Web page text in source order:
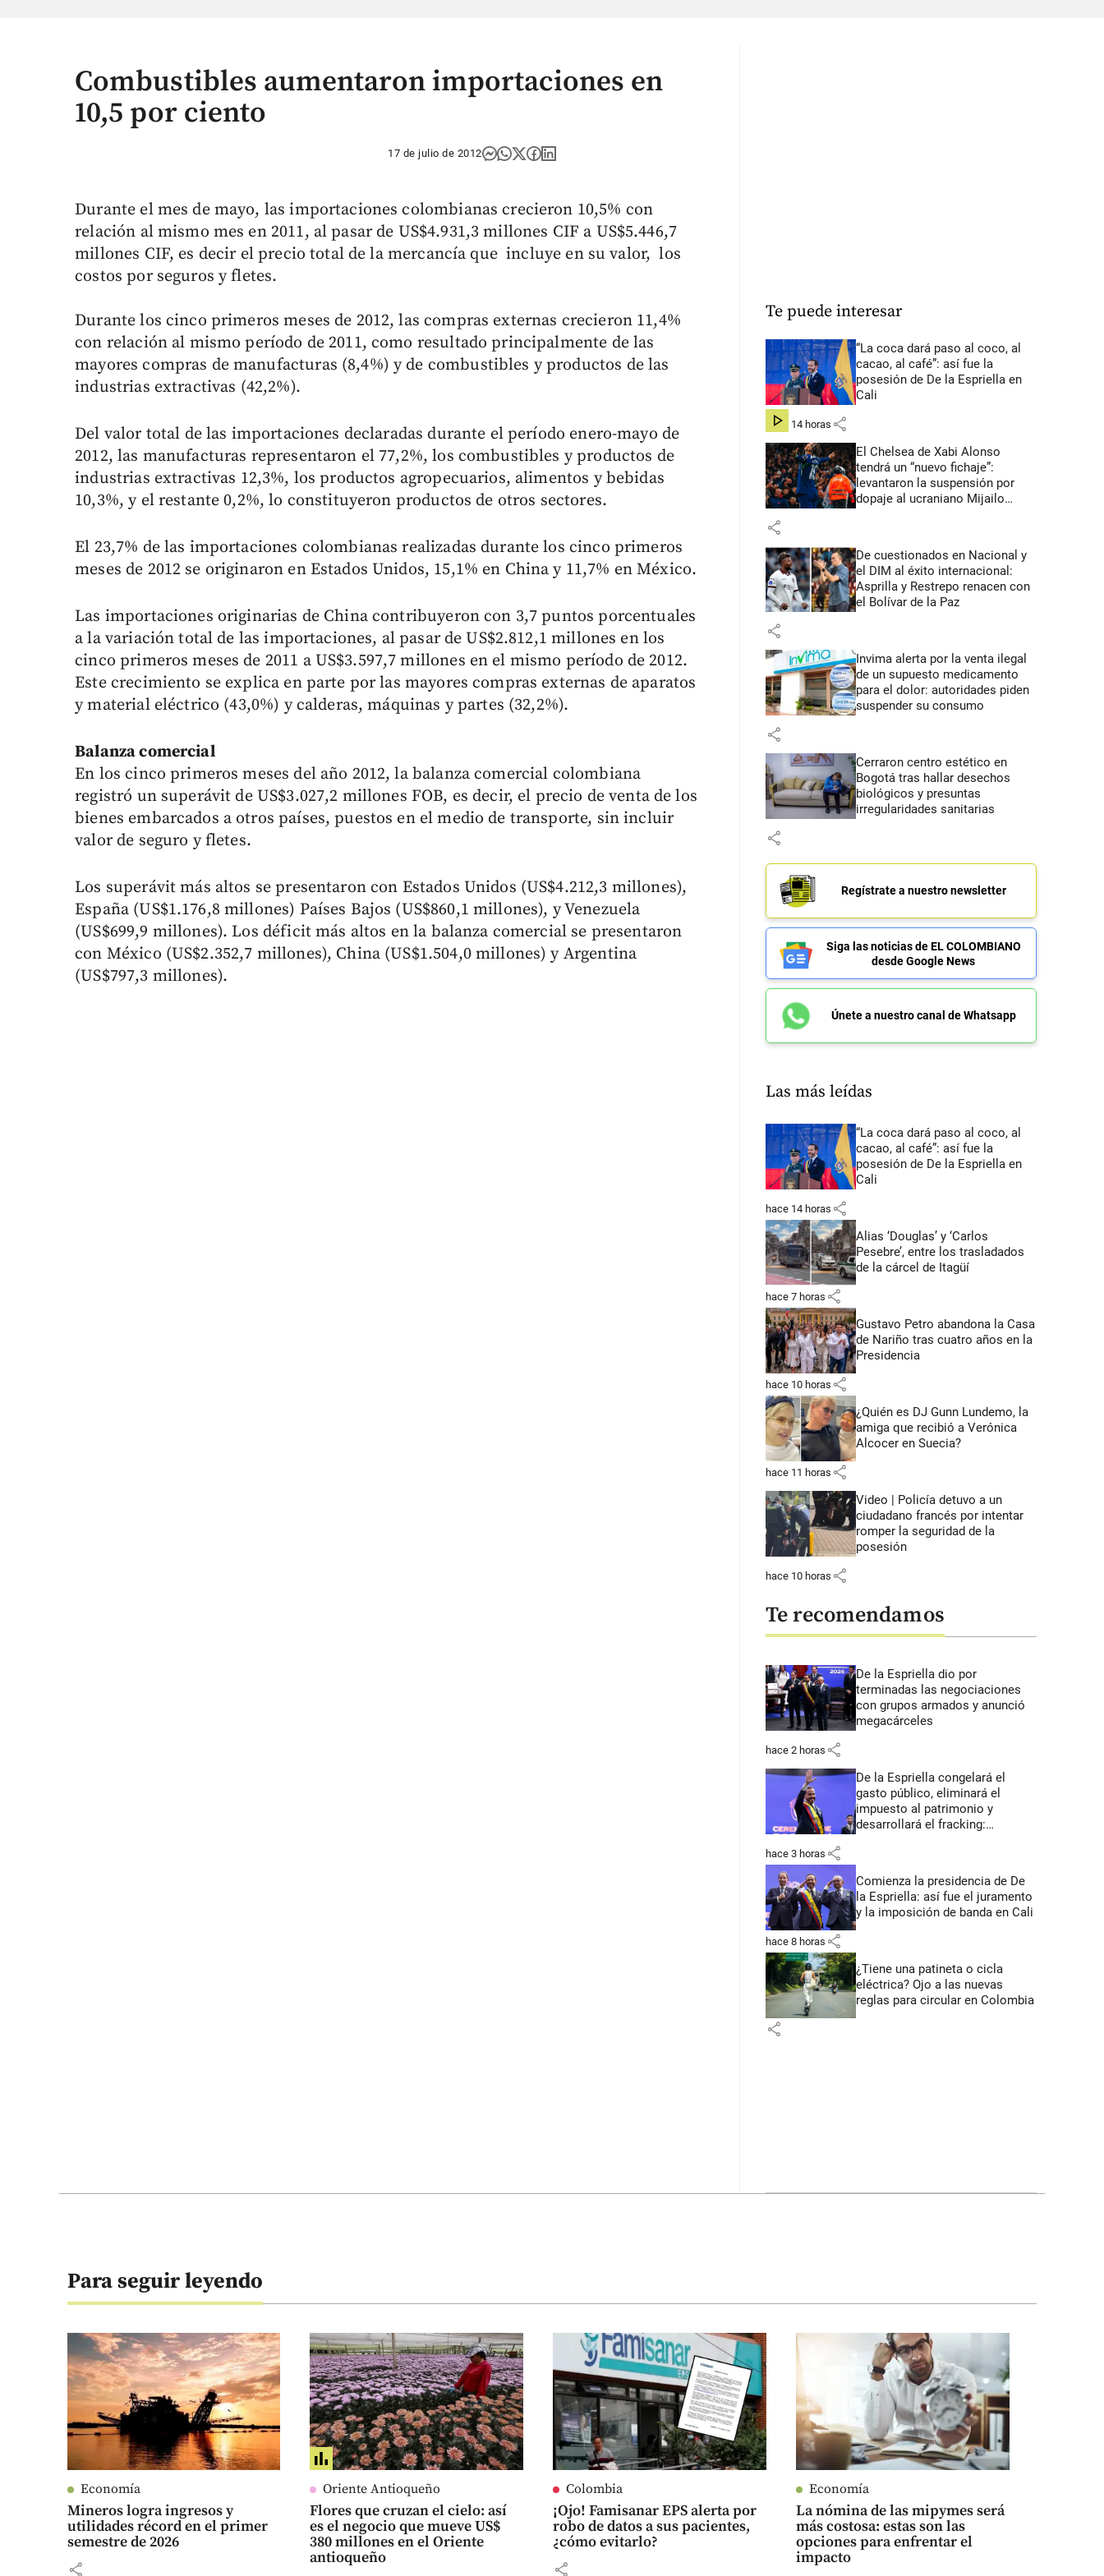
Combustibles aumentaron importaciones en
10,5 por ciento
17 de julio de 2012
Durante el mes de mayo, las importaciones colombianas crecieron 10,5% con
relación al mismo mes en 2011, al pasar de US$4.931,3 millones CIF a US$5.446,7
millones CIF, es decir el precio total de la mercancía que incluye en su valor, los
costos por seguros y fletes.
Durante los cinco primeros meses de 2012, las compras externas crecieron 11,4%
con relación al mismo período de 2011, como resultado principalmente de las
mayores compras de manufacturas (8,4%) y de combustibles y productos de las
industrias extractivas (42,2%).
Del valor total de las importaciones declaradas durante el período enero-mayo de
2012, las manufacturas representaron el 77,2%, los combustibles y productos de
industrias extractivas 12,3%, los productos agropecuarios, alimentos y bebidas
10,3%, y el restante 0,2%, lo constituyeron productos de otros sectores.
El 23,7% de las importaciones colombianas realizadas durante los cinco primeros
meses de 2012 se originaron en Estados Unidos, 15,1% en China y 11,7% en México.
Las importaciones originarias de China contribuyeron con 3,7 puntos porcentuales
a la variación total de las importaciones, al pasar de US$2.812,1 millones en los
cinco primeros meses de 2011 a US$3.597,7 millones en el mismo período de 2012.
Este crecimiento se explica en parte por las mayores compras externas de aparatos
y material eléctrico (43,0%) y calderas, máquinas y partes (32,2%).
Balanza comercial
En los cinco primeros meses del año 2012, la balanza comercial colombiana
registró un superávit de US$3.027,2 millones FOB, es decir, el precio de venta de los
bienes embarcados a otros países, puestos en el medio de transporte, sin incluir
valor de seguro y fletes.
Los superávit más altos se presentaron con Estados Unidos (US$4.212,3 millones),
España (US$1.176,8 millones) Países Bajos (US$860,1 millones), y Venezuela
(US$699,9 millones). Los déficit más altos en la balanza comercial se presentaron
con México (US$2.352,7 millones), China (US$1.504,0 millones) y Argentina
(US$797,3 millones).
Te puede interesar
“La coca dará paso al coco, al
cacao, al café”: así fue la
posesión de De la Espriella en
Cali
hace 14 horas share
El Chelsea de Xabi Alonso
tendrá un “nuevo fichaje”:
levantaron la suspensión por
dopaje al ucraniano Mijailo
share
De cuestionados en Nacional y
el DIM al éxito internacional:
Asprilla y Restrepo renacen con
el Bolívar de la Paz
share
Invima alerta por la venta ilegal
de un supuesto medicamento
para el dolor: autoridades piden
suspender su consumo
share
Cerraron centro estético en
Bogotá tras hallar desechos
biológicos y presuntas
irregularidades sanitarias
share
Regístrate a nuestro newsletter
Siga las noticias de EL COLOMBIANO
desde Google News
Únete a nuestro canal de Whatsapp
Las más leídas
“La coca dará paso al coco, al
cacao, al café”: así fue la
posesión de De la Espriella en
Cali
hace 14 horas share
Alias ‘Douglas’ y ‘Carlos
Pesebre’, entre los trasladados
de la cárcel de Itagüí
hace 7 horas share
Gustavo Petro abandona la Casa
de Nariño tras cuatro años en la
Presidencia
hace 10 horas share
¿Quién es DJ Gunn Lundemo, la
amiga que recibió a Verónica
Alcocer en Suecia?
hace 11 horas share
Video | Policía detuvo a un
ciudadano francés por intentar
romper la seguridad de la
posesión
hace 10 horas share
Te recomendamos
De la Espriella dio por
terminadas las negociaciones
con grupos armados y anunció
megacárceles
hace 2 horas share
De la Espriella congelará el
gasto público, eliminará el
impuesto al patrimonio y
desarrollará el fracking:
hace 3 horas share
Comienza la presidencia de De
la Espriella: así fue el juramento
y la imposición de banda en Cali
hace 8 horas share
¿Tiene una patineta o cicla
eléctrica? Ojo a las nuevas
reglas para circular en Colombia
share
Para seguir leyendo
Economía
Mineros logra ingresos y
utilidades récord en el primer
semestre de 2026
share
Oriente Antioqueño
Flores que cruzan el cielo: así
es el negocio que mueve US$
380 millones en el Oriente
antioqueño
Colombia
¡Ojo! Famisanar EPS alerta por
robo de datos a sus pacientes,
¿cómo evitarlo?
share
Economía
La nómina de las mipymes será
más costosa: estas son las
opciones para enfrentar el
impacto